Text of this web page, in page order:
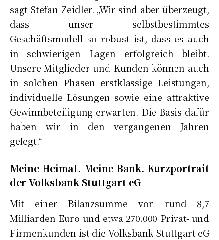
sagt Stefan Zeidler. „Wir sind aber überzeugt,
dass unser selbstbestimmtes
Geschäftsmodell so robust ist, dass es auch
in schwierigen Lagen erfolgreich bleibt.
Unsere Mitglieder und Kunden können auch
in solchen Phasen erstklassige Leistungen,
individuelle Lösungen sowie eine attraktive
Gewinnbeteiligung erwarten. Die Basis dafür
haben wir in den vergangenen Jahren
gelegt.“
Meine Heimat. Meine Bank. Kurzportrait
der Volksbank Stuttgart eG
Mit einer Bilanzsumme von rund 8,7
Milliarden Euro und etwa 270.000 Privat- und
Firmenkunden ist die Volksbank Stuttgart eG